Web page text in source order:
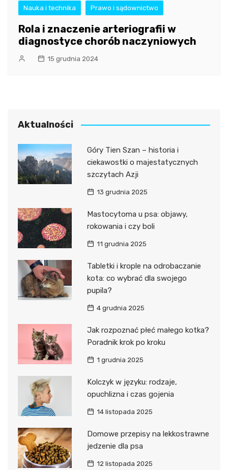
Nauka i technika Prawo i sądownictwo
Rola i znaczenie arteriografii w
diagnostyce chorób naczyniowych
15 grudnia 2024
Aktualności
Góry Tien Szan – historia i
ciekawostki o majestatycznych
szczytach Azji
13 grudnia 2025
Mastocytoma u psa: objawy,
rokowania i czy boli
11 grudnia 2025
Tabletki i krople na odrobaczanie
kota: co wybrać dla swojego
pupila?
4 grudnia 2025
Jak rozpoznać płeć małego kotka?
Poradnik krok po kroku
1 grudnia 2025
Kolczyk w języku: rodzaje,
opuchlizna i czas gojenia
14 listopada 2025
Domowe przepisy na lekkostrawne
jedzenie dla psa
12 listopada 2025